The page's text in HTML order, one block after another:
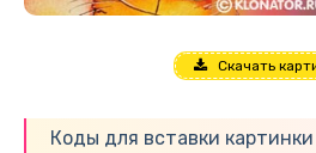
Скачать
Коды для вставки